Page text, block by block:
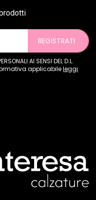
REGISTRATI
AI SENSI DEL D.L.
applicabileleggi